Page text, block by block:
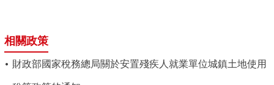
相關政策
財政部國家稅務總局關於安置殘疾人就業單位城鎮土地使用